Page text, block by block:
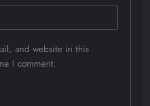
and website in this
I comment.